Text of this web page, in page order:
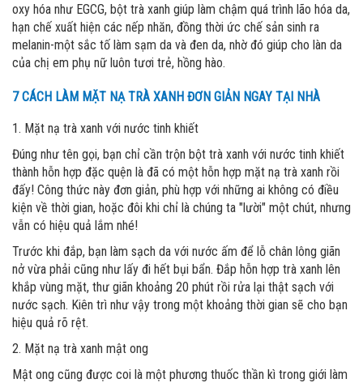
oxy hóa như EGCG, bột trà xanh giúp làm chậm quá trình lão hóa da,
hạn chế xuất hiện các nếp nhăn, đồng thời ức chế sản sinh ra
melanin-một sắc tố làm sạm da và đen da, nhờ đó giúp cho làn da
của chị em phụ nữ luôn tươi trẻ, hồng hào.
7 CÁCH LÀM MẶT NẠ TRÀ XANH ĐƠN GIẢN NGAY TẠI NHÀ
1. Mặt nạ trà xanh với nước tinh khiết
Đúng như tên gọi, bạn chỉ cần trộn bột trà xanh với nước tinh khiết
thành hỗn hợp đặc quện là đã có một hỗn hợp mặt nạ trà xanh rồi
đấy! Công thức này đơn giản, phù hợp với những ai không có điều
kiện về thời gian, hoặc đôi khi chỉ là chúng ta "lười" một chút, nhưng
vẫn có hiệu quả lắm nhé!
Trước khi đắp, bạn làm sạch da với nước ấm để lỗ chân lông giãn
nở vừa phải cũng như lấy đi hết bụi bẩn. Đắp hỗn hợp trà xanh lên
khắp vùng mặt, thư giãn khoảng 20 phút rồi rửa lại thật sạch với
nước sạch. Kiên trì như vậy trong một khoảng thời gian sẽ cho bạn
hiệu quả rõ rệt.
2. Mặt nạ trà xanh mật ong
Mật ong cũng được coi là một phương thuốc thần kì trong giới làm